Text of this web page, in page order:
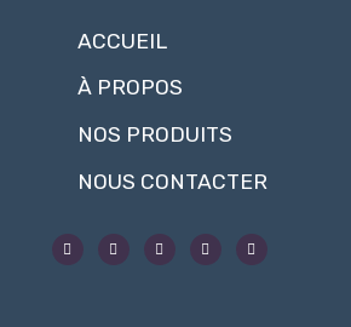
ACCUEIL
À PROPOS
NOS PRODUITS
NOUS CONTACTER